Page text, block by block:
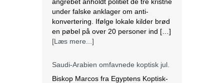
under falske anklager om anti-
konvertering. Ifølge lokale kilder brød
en pøbel på over 20 personer ind […]
[Læs mere...]
Saudi-Arabien omfavnede koptisk jul.
Biskop Marcos fra Egyptens Koptisk-